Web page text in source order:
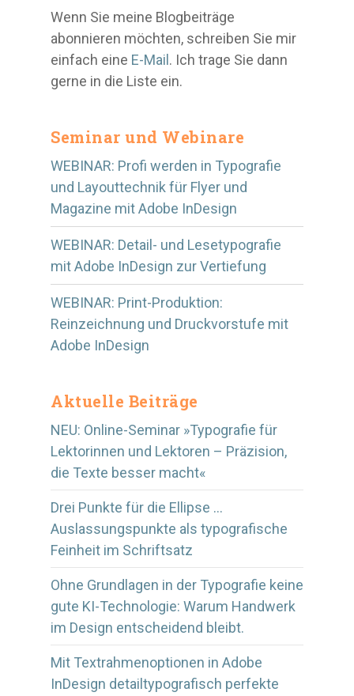
Wenn Sie meine Blogbeiträge
abonnieren möchten, schreiben Sie mir
einfach eine E-Mail . Ich trage Sie dann
gerne in die Liste ein.
Seminar und Webinare
WEBINAR: Profi werden in Typografie
und Layouttechnik für Flyer und
Magazine mit Adobe InDesign
WEBINAR: Detail- und Lesetypografie
mit Adobe InDesign zur Vertiefung
WEBINAR: Print-Produktion:
Reinzeichnung und Druckvorstufe mit
Adobe InDesign
Aktuelle Beiträge
NEU: Online-Seminar »Typografie für
Lektorinnen und Lektoren – Präzision,
die Texte besser macht«
Drei Punkte für die Ellipse …
Auslassungspunkte als typografische
Feinheit im Schriftsatz
Ohne Grundlagen in der Typografie keine
gute KI-Technologie: Warum Handwerk
im Design entscheidend bleibt.
Mit Textrahmenoptionen in Adobe
InDesign detailtypografisch perfekte